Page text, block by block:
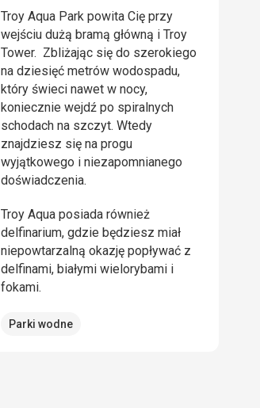
Troy Aqua Park powita Cię przy
wejściu dużą bramą główną i Troy
Tower. Zbliżając się do szerokiego
na dziesięć metrów wodospadu,
który świeci nawet w nocy,
koniecznie wejdź po spiralnych
schodach na szczyt. Wtedy
znajdziesz się na progu
wyjątkowego i niezapomnianego
doświadczenia.
Troy Aqua posiada również
delfinarium, gdzie będziesz miał
niepowtarzalną okazję popływać z
delfinami, białymi wielorybami i
fokami.
Parki wodne